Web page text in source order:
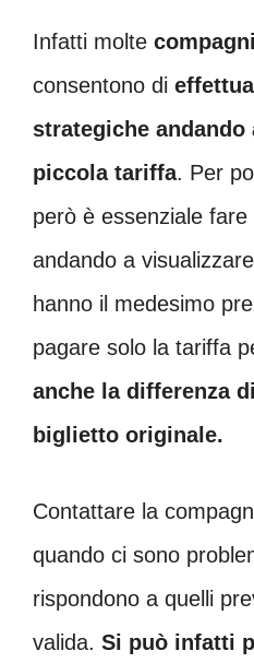
Infatti molte
consentono di
strategiche andando
piccola tariffa. Per
però è essenziale fare
andando a
hanno il medesimo
pagare solo la tariffa
anche la differenza
biglietto originale.
Contattare la
quando ci sono
rispondono a quelli
valida. Si può infatti